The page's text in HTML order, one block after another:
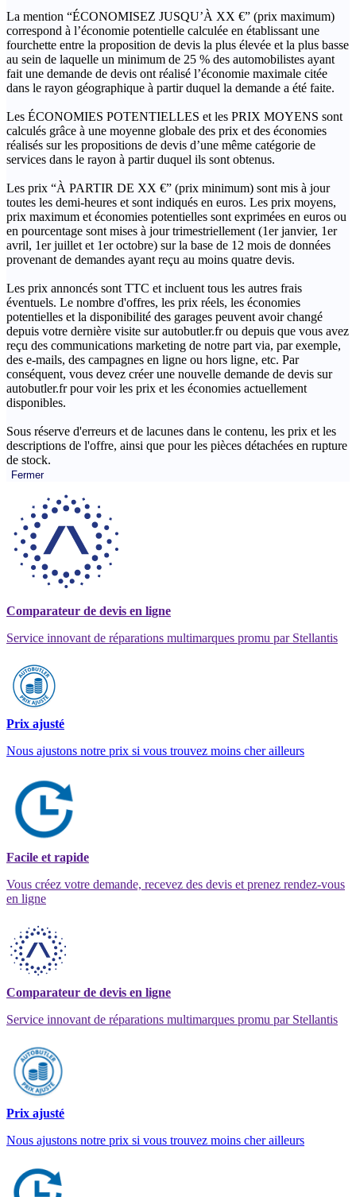
La mention “ÉCONOMISEZ JUSQU’À XX €” (prix maximum)
correspond à l’économie potentielle calculée en établissant une
fourchette entre la proposition de devis la plus élevée et la plus basse
au sein de laquelle un minimum de 25 % des automobilistes ayant
fait une demande de devis ont réalisé l’économie maximale citée
dans le rayon géographique à partir duquel la demande a été faite.
Les ÉCONOMIES POTENTIELLES et les PRIX MOYENS sont
calculés grâce à une moyenne globale des prix et des économies
réalisés sur les propositions de devis d’une même catégorie de
services dans le rayon à partir duquel ils sont obtenus.
Les prix “À PARTIR DE XX €” (prix minimum) sont mis à jour
toutes les demi-heures et sont indiqués en euros. Les prix moyens,
prix maximum et économies potentielles sont exprimées en euros ou
en pourcentage sont mises à jour trimestriellement (1er janvier, 1er
avril, 1er juillet et 1er octobre) sur la base de 12 mois de données
provenant de demandes ayant reçu au moins quatre devis.
Les prix annoncés sont TTC et incluent tous les autres frais
éventuels. Le nombre d'offres, les prix réels, les économies
potentielles et la disponibilité des garages peuvent avoir changé
depuis votre dernière visite sur autobutler.fr ou depuis que vous avez
reçu des communications marketing de notre part via, par exemple,
des e-mails, des campagnes en ligne ou hors ligne, etc. Par
conséquent, vous devez créer une nouvelle demande de devis sur
autobutler.fr pour voir les prix et les économies actuellement
disponibles.
Sous réserve d'erreurs et de lacunes dans le contenu, les prix et les
descriptions de l'offre, ainsi que pour les pièces détachées en rupture
de stock.
Fermer
Comparateur de devis en ligne
Service innovant de réparations multimarques promu par Stellantis
Prix ajusté
Nous ajustons notre prix si vous trouvez moins cher ailleurs
Facile et rapide
Vous créez votre demande, recevez des devis et prenez rendez-vous
en ligne
Comparateur de devis en ligne
Service innovant de réparations multimarques promu par Stellantis
Prix ajusté
Nous ajustons notre prix si vous trouvez moins cher ailleurs